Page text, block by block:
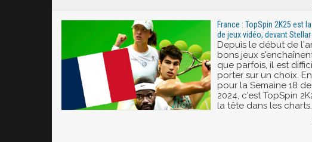
France : TopSpin 2K25 est
de jeux vidéo, devant Stellar
Depuis le début de
bons jeux
que parfois, il est
porter sur un choix.
pour la Semaine 18
2024, c'est TopSpin
la tête dans les charts.